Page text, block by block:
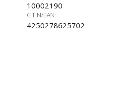
10002190
GTIN/EAN:
4250278625702